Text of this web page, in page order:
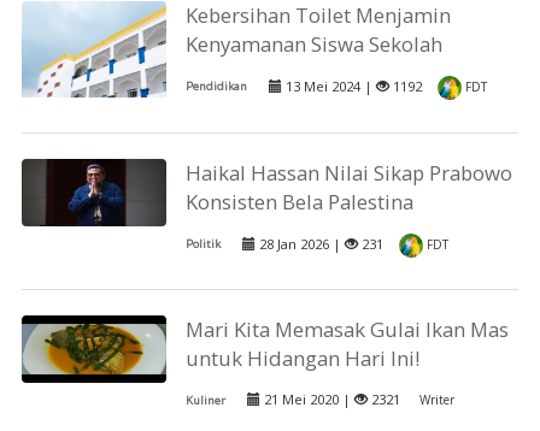
Kebersihan Toilet Menjamin
Kenyamanan Siswa Sekolah
Pendidikan 13 Mei 2024 | 1192 FDT
Haikal Hassan Nilai Sikap Prabowo
Konsisten Bela Palestina
Politik 28 Jan 2026 | 231 FDT
Mari Kita Memasak Gulai Ikan Mas
untuk Hidangan Hari Ini!
Kuliner 21 Mei 2020 | 2321 Writer